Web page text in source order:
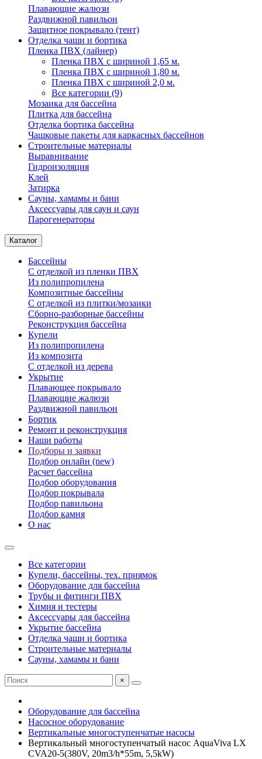
Плавающие жалюзи
Раздвижной павильон
Защитное покрывало (тент)
Отделка чаши и бортика
Пленка ПВХ (лайнер)
Пленка ПВХ с шириной 1,65 м.
Пленка ПВХ с шириной 1,80 м.
Пленка ПВХ с шириной 2,0 м.
Все категории (9)
Мозаика для бассейна
Плитка для бассейна
Отделка бортика бассейна
Чашковые пакеты для каркасных бассейнов
Строительные материалы
Выравнивание
Гидроизоляция
Клей
Затирка
Сауны, хамамы и бани
Аксессуары для саун и саун
Парогенераторы
Каталог
Бассейны
С отделкой из пленки ПВХ
Из полипропилена
Композитные бассейны
С отделкой из плитки/мозаики
Сборно-разборные бассейны
Реконструкция бассейна
Купели
Из полипропилена
Из композита
С отделкой из дерева
Укрытие
Плавающее покрывало
Плавающие жалюзи
Раздвижной павильон
Бортик
Ремонт и реконструкция
Наши работы
Подборы и заявки
Подбор онлайн (new)
Расчет бассейна
Подбор оборудования
Подбор покрывала
Подбор павильона
Подбор камня
О нас
Все категории
Купели, бассейны, тех. приямок
Оборудование для бассейна
Трубы и фитинги ПВХ
Химия и тестеры
Аксессуары для бассейна
Укрытие бассейна
Отделка чаши и бортика
Строительные материалы
Сауны, хамамы и бани
×
Оборудование для бассейна
Насосное оборудование
Вертикальные многоступенчатые насосы
Вертикальный многоступенчатый насос AquaViva LX
CVA20-5(380V, 20m3/h*55m, 5,5kW)